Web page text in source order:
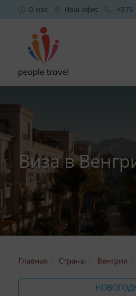
О нас Наш офис +375
Виза в
Главная Страны Венгрия